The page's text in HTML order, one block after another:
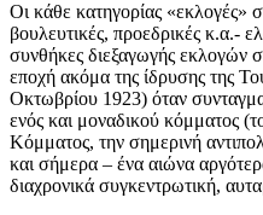
Οι κάθε κατηγορίας «εκλογές»
βουλευτικές, προεδρικές κ.α.-
συνθήκες διεξαγωγής εκλογών
εποχή ακόμα της ίδρυσης της
Οκτωβρίου 1923) όταν
ενός και μοναδικού κόμματος
Κόμματος, την σημερινή
και σήμερα – ένα αιώνα
διαχρονικά συγκεντρωτική,